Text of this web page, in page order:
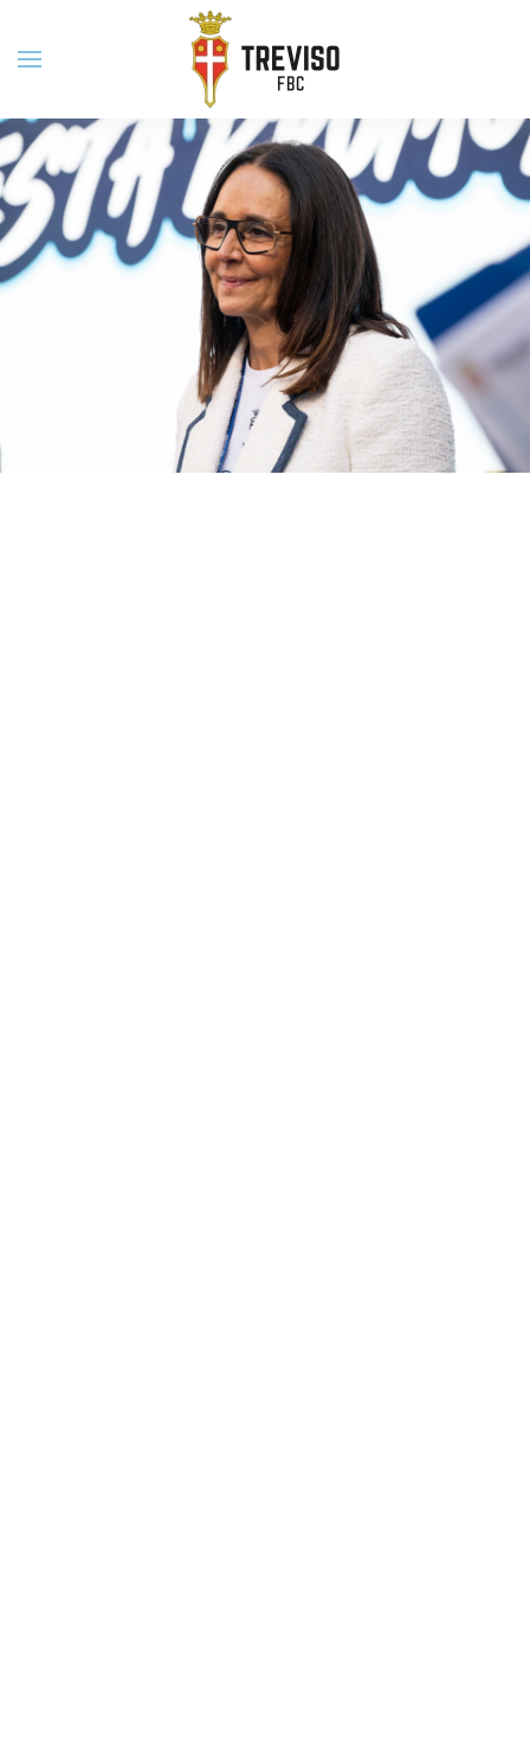
Skip to main content